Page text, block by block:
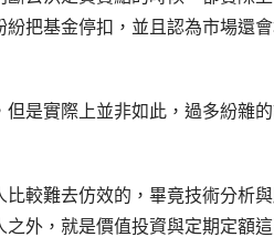
把基金停扣，並且認為市場還
是實際上並非如此，過多紛雜
較難去仿效的，畢竟技術分析
外，就是價值投資與定期定額